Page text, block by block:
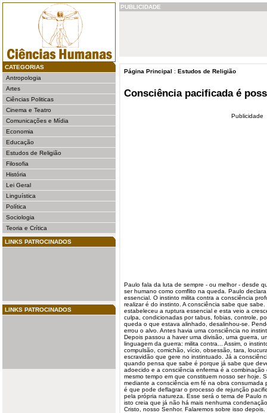
CATEGORIAS
Antropologia
Artes
Ciências Politicas
Cinema e Teatro
Comunicações e Mídia
Economia
Educação
Estudos de Religião
Filosofia
História
Lei Geral
Linguística
Política
Sociologia
Teoria e Crítica
LINKS PATROCINADOS
LINKS PATROCINADOS
PUBLICIDADE
Página Principal : Estudos de Religião
Consciência pacificada é
Publicidade
Paulo fala da luta de sempre - ou melhor - desde
ser humano como comflito na queda. Paulo
essencial . O instinto milita contra a consciência
realizar é do instinto. A consciência sabe que
estabeleceu a ruptura essencial e esta veio a
culpa, condicionadas por tabus, fobias, controle,
queda o que estava alinhado, desalinhou-se.
errou o alvo. Antes havia uma consciência no
Depois passou a haver uma divisão, uma guerra ,
linguagem da guerra: milita contra... Assim, o
compulsão, comichão, vício, obsessão, tara,
escravidão que gere no instintuado. Já a
quando pensa que sabe é porque já sabe que
adoecido e a consciência enferma é a
mesmo tempo em que constituem nosso ser hoje.
mediante a consciência em fé na obra consumada
é que pode deflagrar o processo de rejunção
pela própria natureza. Esse será o tema de Paulo
isto creia que já não há mais nenhuma
Cristo, nosso Senhor. Falaremos sobre isso depois.